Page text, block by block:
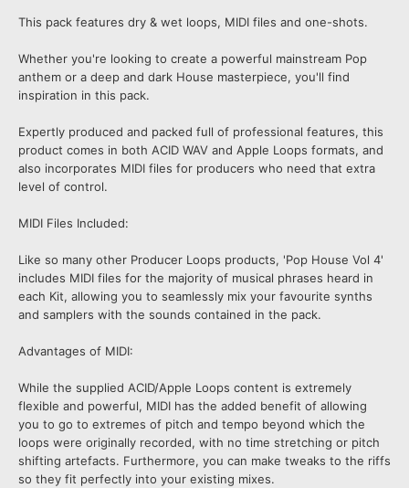
This pack features dry & wet loops, MIDI files and one-shots.
Whether you're looking to create a powerful mainstream Pop
anthem or a deep and dark House masterpiece, you'll find
inspiration in this pack.
Expertly produced and packed full of professional features, this
product comes in both ACID WAV and Apple Loops formats, and
also incorporates MIDI files for producers who need that extra
level of control.
MIDI Files Included:
Like so many other Producer Loops products, 'Pop House Vol 4'
includes MIDI files for the majority of musical phrases heard in
each Kit, allowing you to seamlessly mix your favourite synths
and samplers with the sounds contained in the pack.
Advantages of MIDI:
While the supplied ACID/Apple Loops content is extremely
flexible and powerful, MIDI has the added benefit of allowing
you to go to extremes of pitch and tempo beyond which the
loops were originally recorded, with no time stretching or pitch
shifting artefacts. Furthermore, you can make tweaks to the riffs
so they fit perfectly into your existing mixes.